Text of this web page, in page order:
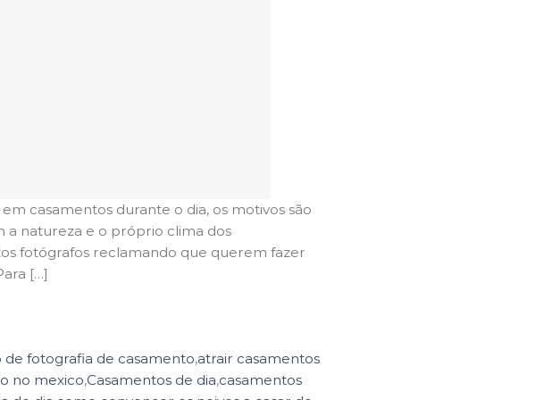
casamentos durante o dia, os motivos são
a natureza e o próprio clima dos
fotógrafos reclamando que querem fazer
[…]
de fotografia de casamento,atrair casamentos
no mexico,Casamentos de dia,casamentos